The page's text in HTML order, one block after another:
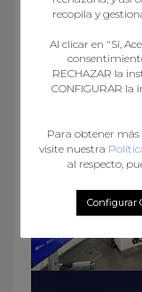
recopila y
Al clicar en "Sí,
RECHAZAR la
CONFIGURAR la
Para obtener
visite nuestra
al respecto,
Configurar